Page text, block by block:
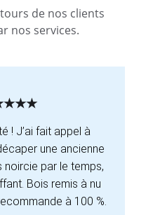
de nos clients
nos services.
! J’ai fait appel à
une ancienne
noircie par le temps,
Bois remis à nu
à 100 %.